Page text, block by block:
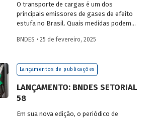
O transporte de cargas é um dos
principais emissores de gases de efeito
estufa no Brasil. Quais medidas podem
ambiental? Confira as estratégias que
BNDES • 25 de fevereiro, 2025
Lançamentos de publicações
LANÇAMENTO: BNDES SETORIAL
58
Em sua nova edição, o periódico de